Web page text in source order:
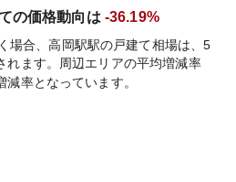
の価格動向は -36.19%
場合、高岡駅駅の戸建て相場は、5
れます。周辺エリアの平均増減率
減率となっています。